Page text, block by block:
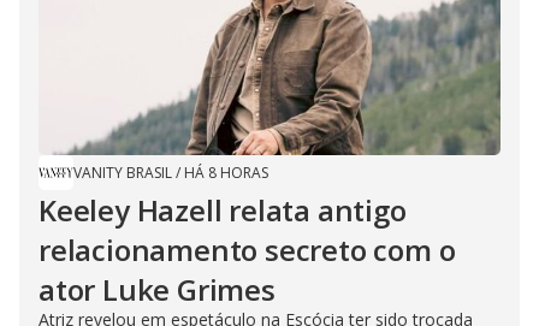
VANITY BRASIL/ HÁ 8 HORAS
Keeley Hazell relata antigo
relacionamento secreto com o
ator Luke Grimes
Atriz revelou em espetáculo na Escócia ter sido trocada